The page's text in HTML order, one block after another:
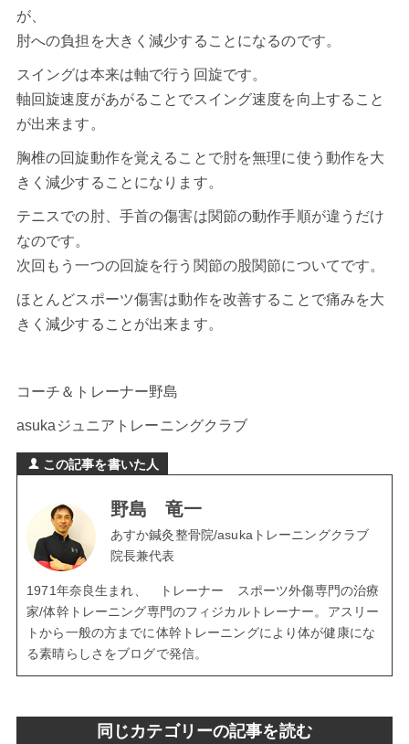
が、
肘への負担を大きく減少することになるのです。
スイングは本来は軸で行う回旋です。
軸回旋速度があがることでスイング速度を向上すること
が出来ます。
胸椎の回旋動作を覚えることで肘を無理に使う動作を大
きく減少することになります。
テニスでの肘、手首の傷害は関節の動作手順が違うだけ
なのです。
次回もう一つの回旋を行う関節の股関節についてです。
ほとんどスポーツ傷害は動作を改善することで痛みを大
きく減少することが出来ます。
コーチ＆トレーナー野島
asukaジュニアトレーニングクラブ
この記事を書いた人
野島 竜一
あすか鍼灸整骨院/asukaトレーニングクラブ
院長兼代表
1971年奈良生まれ、 トレーナー スポーツ外傷専門の治療
家/体幹トレーニング専門のフィジカルトレーナー。アスリー
トから一般の方までに体幹トレーニングにより体が健康にな
る素晴らしさをブログで発信。
同じカテゴリーの記事を読む